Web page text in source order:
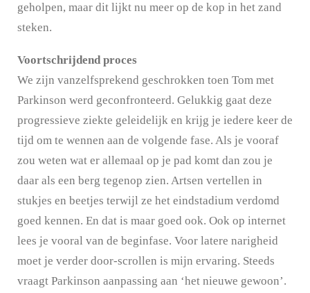
geholpen, maar dit lijkt nu meer op de kop in het zand
steken.
Voortschrijdend proces
We zijn vanzelfsprekend geschrokken toen Tom met
Parkinson werd geconfronteerd. Gelukkig gaat deze
progressieve ziekte geleidelijk en krijg je iedere keer de
tijd om te wennen aan de volgende fase. Als je vooraf
zou weten wat er allemaal op je pad komt dan zou je
daar als een berg tegenop zien. Artsen vertellen in
stukjes en beetjes terwijl ze het eindstadium verdomd
goed kennen. En dat is maar goed ook. Ook op internet
lees je vooral van de beginfase. Voor latere narigheid
moet je verder door-scrollen is mijn ervaring. Steeds
vraagt Parkinson aanpassing aan ‘het nieuwe gewoon’.